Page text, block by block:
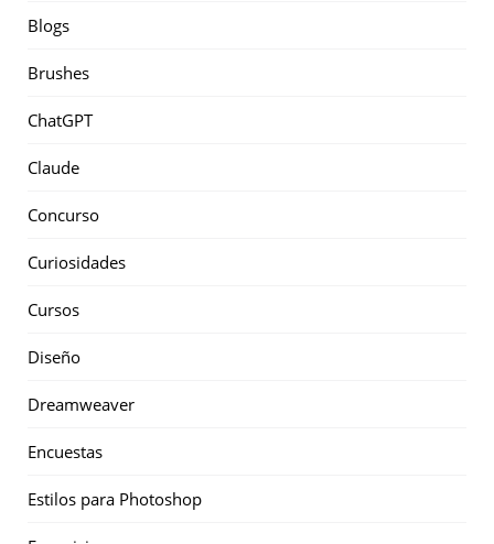
Blogs
Brushes
ChatGPT
Claude
Concurso
Curiosidades
Cursos
Diseño
Dreamweaver
Encuestas
Estilos para Photoshop